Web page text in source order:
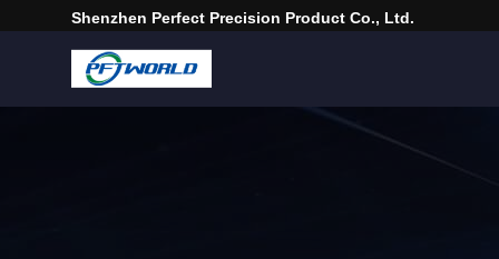
Shenzhen Perfect Precision Product Co., Ltd.